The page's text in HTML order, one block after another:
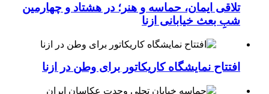
تلاقی ایمان، حماسه و هنر؛ در هشتاد و چهارمین
شبِ بعث خیابانی ازنا
افتتاح نمایشگاه کاریکاتور برای وطن در ازنا